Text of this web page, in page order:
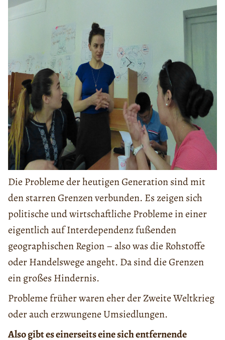
Die Probleme der heutigen Generation sind mit
den starren Grenzen verbunden. Es zeigen sich
politische und wirtschaftliche Probleme in einer
eigentlich auf Interdependenz fußenden
geographischen Region – also was die Rohstoffe
oder Handelswege angeht. Da sind die Grenzen
ein großes Hindernis.
Probleme früher waren eher der Zweite Weltkrieg
oder auch erzwungene Umsiedlungen.
Also gibt es einerseits eine sich entfernende